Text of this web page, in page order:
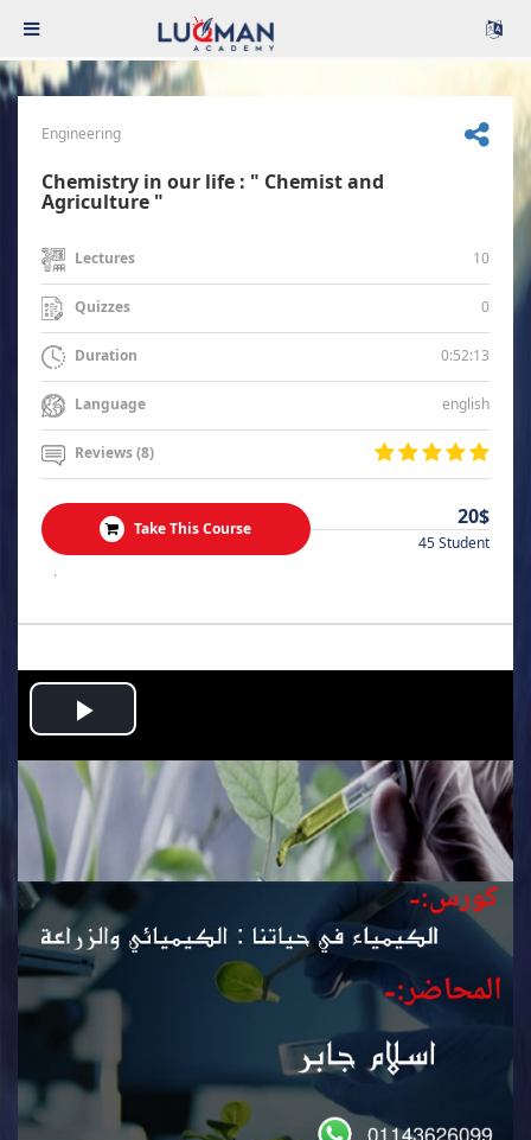
Engineering
Chemistry in our life : " Chemist and
Agriculture "
Lectures 10
Quizzes 0
Duration 0:52:13
Language english
Reviews (8)
Take This Course 20$
45 Student
.
Play
Video